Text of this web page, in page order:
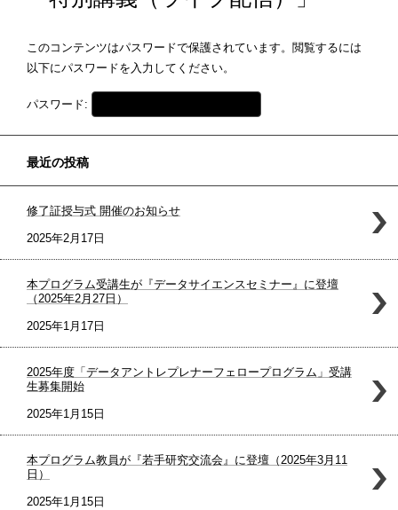
このコンテンツはパスワードで保護されています。閲覧するには
以下にパスワードを入力してください。
パスワード:
最近の投稿
修了証授与式 開催のお知らせ
2025年2月17日
本プログラム受講生が『データサイエンスセミナー』に登壇
（2025年2月27日）
2025年1月17日
2025年度「データアントレプレナーフェロープログラム」受講
生募集開始
2025年1月15日
本プログラム教員が『若手研究交流会』に登壇（2025年3月11
日）
2025年1月15日